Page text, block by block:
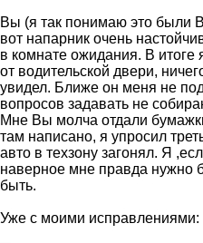
Вы (я так понимаю это были
вот напарник очень
в комнате ожидания. В итоге
от водительской двери,
увидел. Ближе он меня не
вопросов задавать не
Мне Вы молча отдали
там написано, я упросил
авто в техзону загонял. Я
наверное мне правда нужно
быть.
Уже с моими исправлениями: